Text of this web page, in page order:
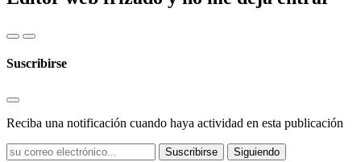
Suscribirse
Reciba una notificación cuando haya actividad en esta publicación
Suscribirse Siguiendo